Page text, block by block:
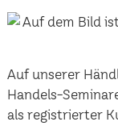
Auf unserer
Handels-
als registrierter